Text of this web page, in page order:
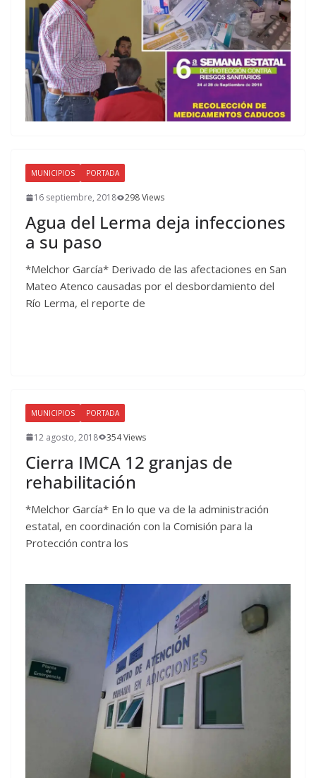
MUNICIPIOS PORTADA
16 septiembre, 2018 298 Views
Agua del Lerma deja infecciones
a su paso
*Melchor García* Derivado de las afectaciones en San
Mateo Atenco causadas por el desbordamiento del
Río Lerma, el reporte de
MUNICIPIOS PORTADA
12 agosto, 2018 354 Views
Cierra IMCA 12 granjas de
rehabilitación
*Melchor García* En lo que va de la administración
estatal, en coordinación con la Comisión para la
Protección contra los